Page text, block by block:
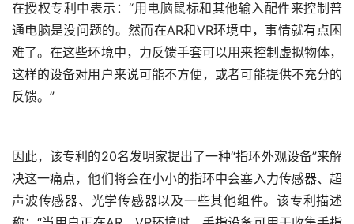
近日，美国互联网公司雅虎表示，将在中国香港开展一系列
元宇宙活动，探索这种沉浸式广告技术的使用，在此之前仅
仅一天Facebook 母公司 Meta Platforms 刚刚宣布类似计
划。
虚拟音乐会和展览，展示当地的偶像团体和艺术家。该公司
还计划发布数量有限的非同质化代币（NFT）。